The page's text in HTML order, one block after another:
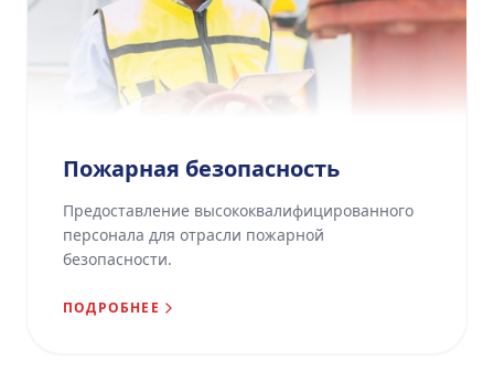
Пожарная безопасность
Предоставление высококвалифицированного
персонала для отрасли пожарной
безопасности.
ПОДРОБНЕЕ